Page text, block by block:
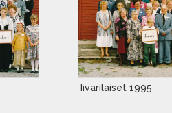
Iivarilaiset 1995